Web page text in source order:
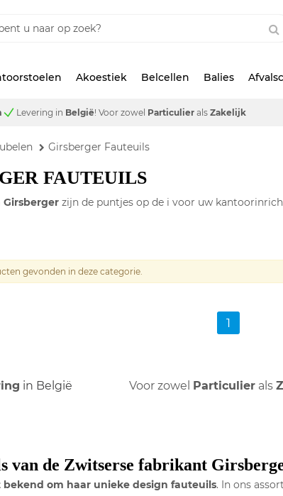
Akoestiek Belcellen Balies
Levering in België! Voor zowel Particulier als Zakelijk
Girsberger Fauteuils
FAUTEUILS
zijn de puntjes op de i voor uw
gevonden in deze categorie.
1
in België Voor zowel Particulierals
van de Zwitserse fabrikant
bekend om haar unieke design fauteuils. In ons